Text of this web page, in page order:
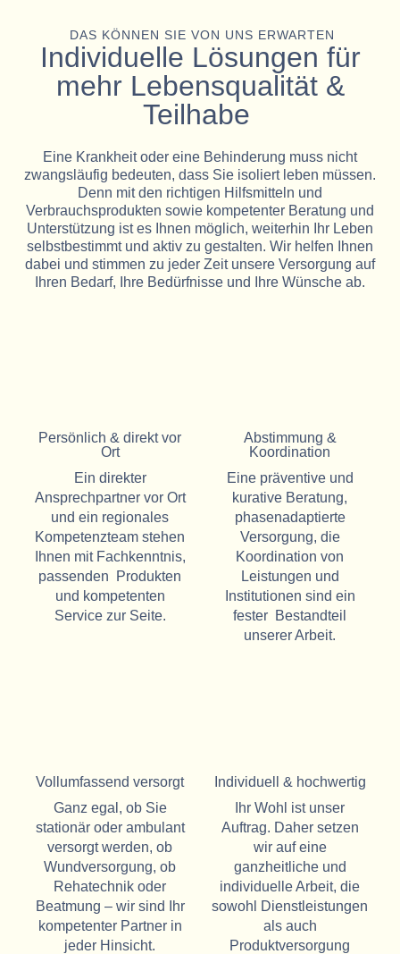
DAS KÖNNEN SIE VON UNS ERWARTEN
Individuelle Lösungen für
mehr Lebensqualität &
Teilhabe
Eine Krankheit oder eine Behinderung muss nicht
zwangsläufig bedeuten, dass Sie isoliert leben müssen.
Denn mit den richtigen Hilfsmitteln und
Verbrauchsprodukten sowie kompetenter Beratung und
Unterstützung ist es Ihnen möglich, weiterhin Ihr Leben
selbstbestimmt und aktiv zu gestalten. Wir helfen Ihnen
dabei und stimmen zu jeder Zeit unsere Versorgung auf
Ihren Bedarf, Ihre Bedürfnisse und Ihre Wünsche ab.
Persönlich & direkt vor
Ort
Ein direkter
Ansprechpartner vor Ort
und ein regionales
Kompetenzteam stehen
Ihnen mit Fachkenntnis,
passenden Produkten
und kompetenten
Service zur Seite.
Abstimmung &
Koordination
Eine präventive und
kurative Beratung,
phasenadaptierte
Versorgung, die
Koordination von
Leistungen und
Institutionen sind ein
fester Bestandteil
unserer Arbeit.
Vollumfassend versorgt
Ganz egal, ob Sie
stationär oder ambulant
versorgt werden, ob
Wundversorgung, ob
Rehatechnik oder
Beatmung – wir sind Ihr
kompetenter Partner in
jeder Hinsicht.
Individuell & hochwertig
Ihr Wohl ist unser
Auftrag. Daher setzen
wir auf eine
ganzheitliche und
individuelle Arbeit, die
sowohl Dienstleistungen
als auch
Produktversorgung